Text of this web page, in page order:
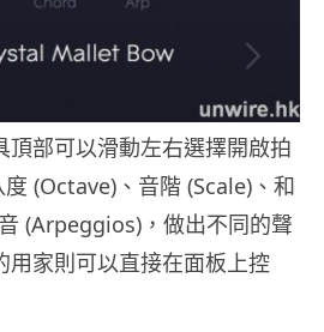
部可以滑動左右選擇開啟拍
(Octave)、音階 (Scale)、和
(Arpeggios)，做出不同的聲
家則可以直接在面板上控